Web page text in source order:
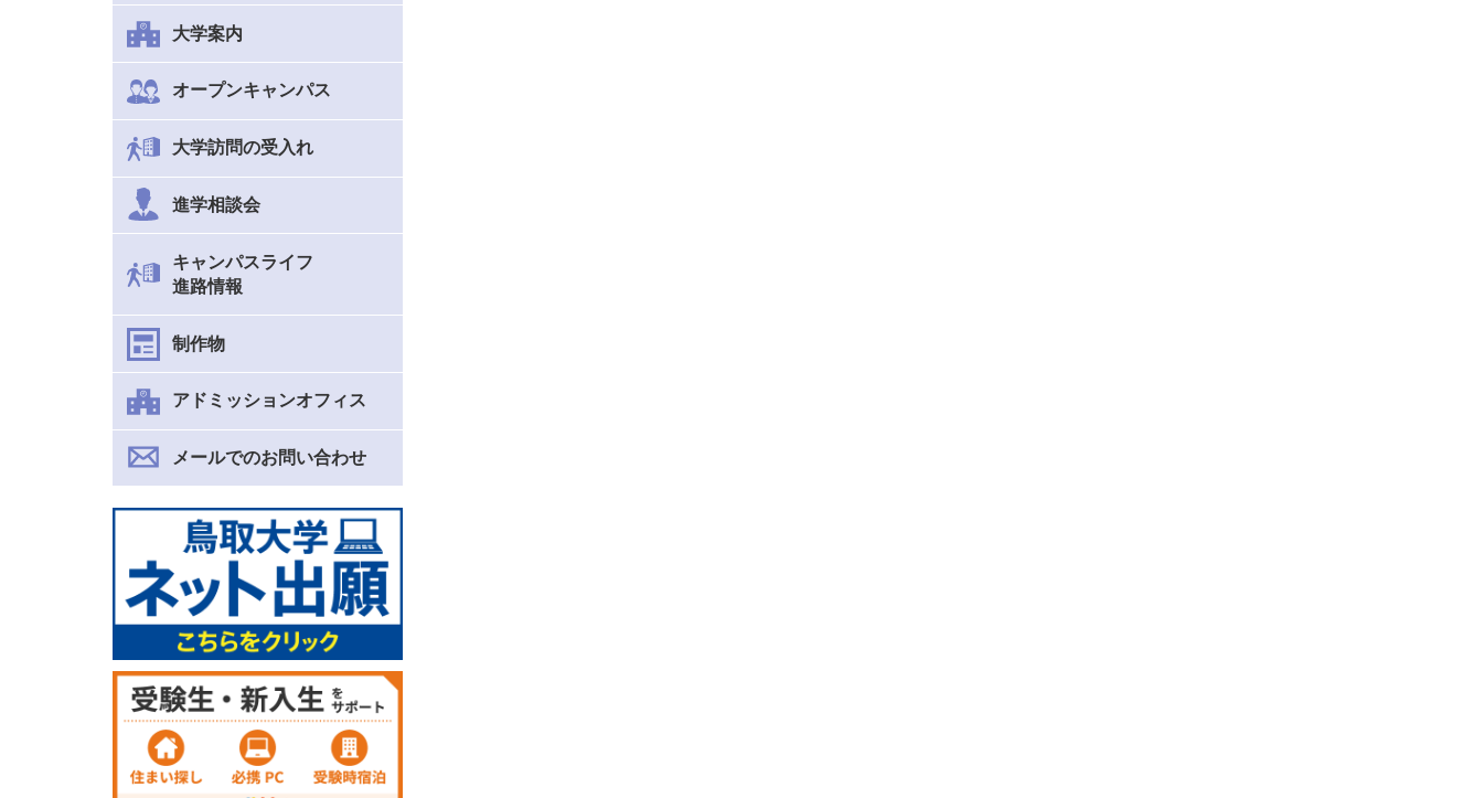
大学案内
オープンキャンパス
大学訪問の受入れ
進学相談会
キャンパスライフ
進路情報
制作物
アドミッションオフィス
メールでのお問い合わせ